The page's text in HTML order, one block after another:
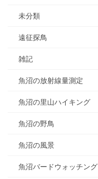
未分類
遠征探鳥
雑記
魚沼の放射線量測定
魚沼の里山ハイキング
魚沼の野鳥
魚沼の風景
魚沼バードウォッチング